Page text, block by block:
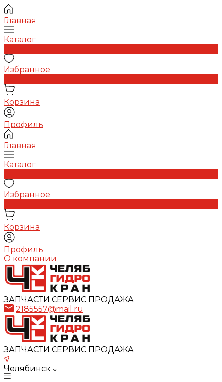
Главная
Каталог
Избранное
Корзина
Профиль
Главная
Каталог
Избранное
Корзина
Профиль
О компании
ЗАПЧАСТИ СЕРВИС ПРОДАЖА
2185557@mail.ru
ЗАПЧАСТИ СЕРВИС ПРОДАЖА
Челябинск